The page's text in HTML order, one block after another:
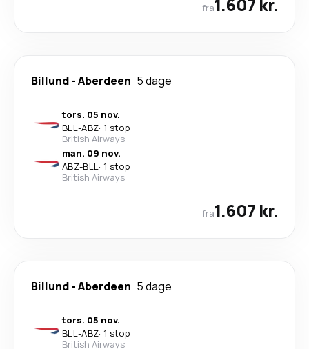
fra
Billund-Aberdeen 5 dage
tors. 05 nov.
BLL-ABZ· 1 stop
British Airways
man. 09 nov.
ABZ-BLL· 1 stop
British Airways
fra1.607 kr.
Billund-Aberdeen 5 dage
tors. 05 nov.
BLL-ABZ· 1 stop
British Airways